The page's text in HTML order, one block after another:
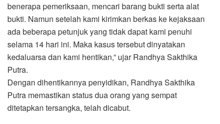
benerapa pemeriksaan, mencari barang bukti serta alat
bukti. Namun setelah kami kirimkan berkas ke kejaksaan
ada beberapa petunjuk yang tidak dapat kami penuhi
selama 14 hari ini. Maka kasus tersebut dinyatakan
kedaluarsa dan kami hentikan,” ujar Randhya Sakthika
Putra.
Dengan dihentikannya penyidikan, Randhya Sakthika
Putra memastikan status dua orang yang sempat
ditetapkan tersangka, telah dicabut.